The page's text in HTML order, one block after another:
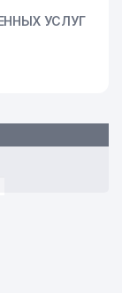
УСЛУГ